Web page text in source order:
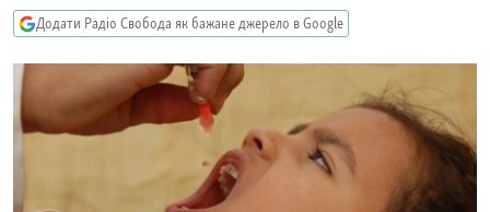
пошуку
СВІТ
ТИ ЯК?
СХЕМИ
КИТАЙ.ВИКЛИКИ
ФОТО
Додати Радіо Свобода як бажане джерело в Google